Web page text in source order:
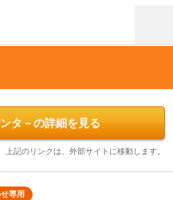
タ－の詳細を見る
上記のリンクは、外部サイトに移動します。
専用